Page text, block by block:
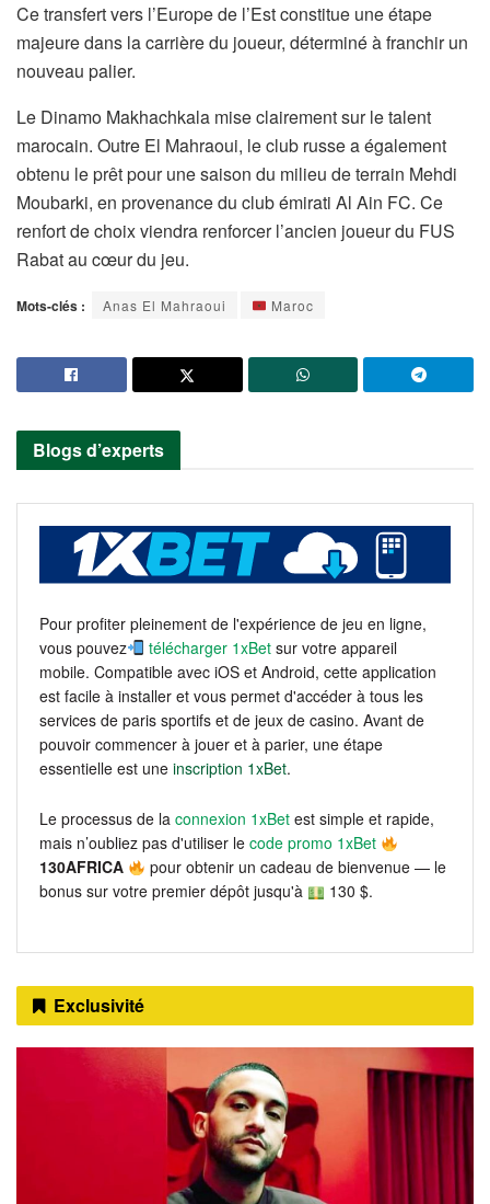
Ce transfert vers l’Europe de l’Est constitue une étape
majeure dans la carrière du joueur, déterminé à franchir un
nouveau palier.
Le Dinamo Makhachkala mise clairement sur le talent
marocain. Outre El Mahraoui, le club russe a également
obtenu le prêt pour une saison du milieu de terrain Mehdi
Moubarki, en provenance du club émirati Al Ain FC. Ce
renfort de choix viendra renforcer l’ancien joueur du FUS
Rabat au cœur du jeu.
Mots-clés : Anas El Mahraoui Maroc
Blogs d’experts
Pour profiter pleinement de l'expérience de jeu en ligne,
vous pouvez
télécharger 1xBet sur votre appareil
mobile. Compatible avec iOS et Android, cette application
est facile à installer et vous permet d'accéder à tous les
services de paris sportifs et de jeux de casino. Avant de
pouvoir commencer à jouer et à parier, une étape
essentielle est une inscription 1xBet.
Le processus de la connexion 1xBet est simple et rapide,
mais n’oubliez pas d'utiliser le code promo 1xBet
130AFRICA
pour obtenir un cadeau de bienvenue — le
bonus sur votre premier dépôt jusqu'à
130 $.
Exclusivité